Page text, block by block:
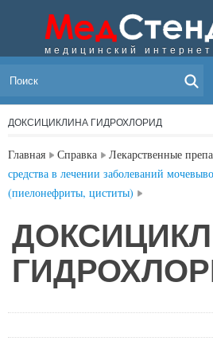
медицинский
ДОКСИЦИКЛИНА ГИДРОХЛОРИД
Главная Справка Лекарственные
средства в лечении заболеваний
(пиелонефриты, циститы)